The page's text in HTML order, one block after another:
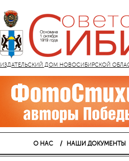
ИЗДАТЕЛЬСКИЙ ДОМ НОВОСИБИРСКОЙ
О НАС НАШИ ДОКУМЕНТЫ